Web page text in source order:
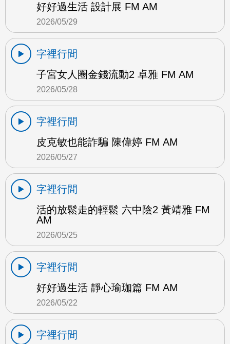
好好過生活 設計展 FM AM
2026/05/29
字裡行間
子宮女人圈金錢流動2 卓雅 FM AM
2026/05/28
字裡行間
皮克敏也能詐騙 陳偉婷 FM AM
2026/05/27
字裡行間
活的放鬆走的輕鬆 六中陰2 黃靖雅 FM
AM
2026/05/25
字裡行間
好好過生活 靜心瑜珈篇 FM AM
2026/05/22
字裡行間